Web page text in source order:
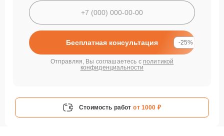
Бесплатная консультация -25%
Отправляя, Вы соглашаетесь с политикой
конфиденциальности
Стоимость работ от 1000 ₽